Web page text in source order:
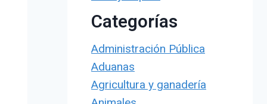
Categorías
Administración Pública
Aduanas
Agricultura y ganadería